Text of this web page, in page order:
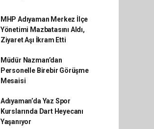
MHP Adıyaman Merkez İlçe
Yönetimi Mazbatasını Aldı,
Ziyaret Aşı İkram Etti
Müdür Nazman’dan
Personelle Birebir Görüşme
Mesaisi
Adıyaman’da Yaz Spor
Kurslarında Dart Heyecanı
Yaşanıyor